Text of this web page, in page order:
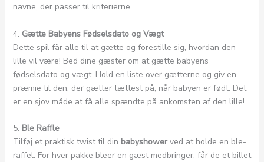
navne, der passer til kriterierne.
4. Gætte Babyens Fødselsdato og Vægt
Dette spil får alle til at gætte og forestille sig, hvordan den
lille vil være! Bed dine gæster om at gætte babyens
fødselsdato og vægt. Hold en liste over gætterne og giv en
præmie til den, der gætter tættest på, når babyen er født. Det
er en sjov måde at få alle spændte på ankomsten af den lille!
5. Ble Raffle
Tilføj et praktisk twist til din babyshowerved at holde en ble-
raffel. For hver pakke bleer en gæst medbringer, får de et billet